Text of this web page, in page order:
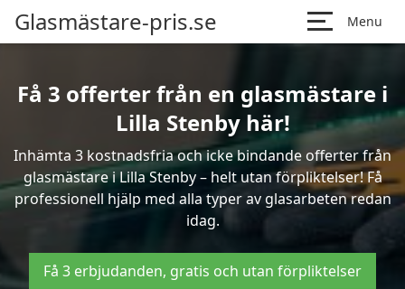
Glasmästare-pris.se Menu
Få 3 offerter från en glasmästare i
Lilla Stenby här!
Inhämta 3 kostnadsfria och icke bindande offerter från
glasmästare i Lilla Stenby – helt utan förpliktelser! Få
professionell hjälp med alla typer av glasarbeten redan
idag.
Få 3 erbjudanden, gratis och utan förpliktelser